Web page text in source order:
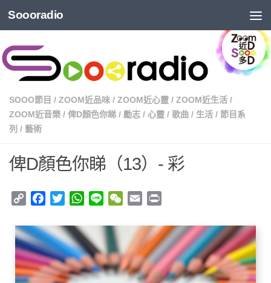
Soooradio
SOOO節目 / ZOOM近品味 / ZOOM近心靈 / ZOOM近生活 /
ZOOM近音樂 / 俾D顏色你睇 / 勵志 / 心靈 / 歌曲 / 生活 / 節目系
列 / 藝術
俾D顏色你睇（13）- 彩
Copy
Facebook
TwitterWhatsApp
Line WeChat
Email